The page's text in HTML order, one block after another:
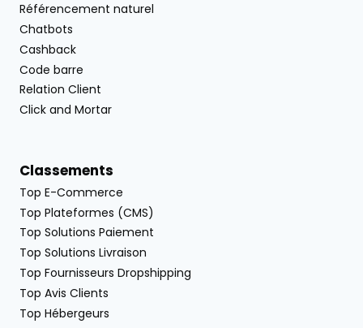
Référencement naturel
Chatbots
Cashback
Code barre
Relation Client
Click and Mortar
Classements
Top E-Commerce
Top Plateformes (CMS)
Top Solutions Paiement
Top Solutions Livraison
Top Fournisseurs Dropshipping
Top Avis Clients
Top Hébergeurs